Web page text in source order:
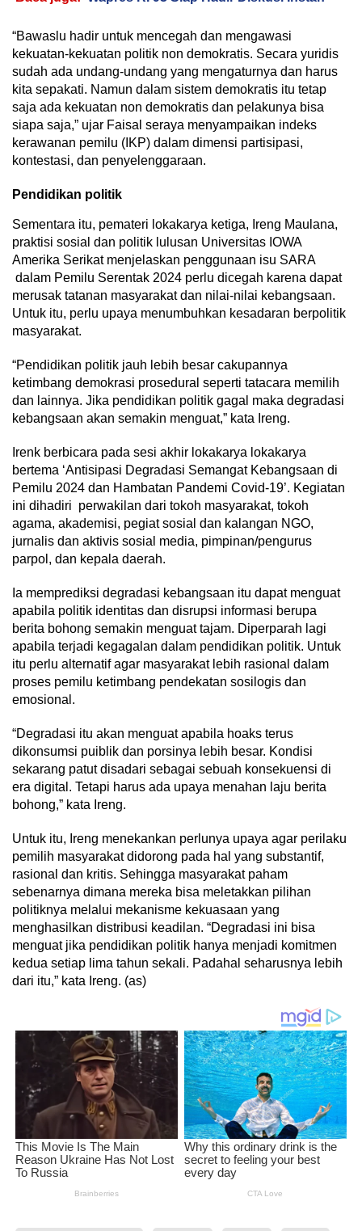
“Bawaslu hadir untuk mencegah dan mengawasi
kekuatan-kekuatan politik non demokratis. Secara yuridis
sudah ada undang-undang yang mengaturnya dan harus
kita sepakati. Namun dalam sistem demokratis itu tetap
saja ada kekuatan non demokratis dan pelakunya bisa
siapa saja,” ujar Faisal seraya menyampaikan indeks
kerawanan pemilu (IKP) dalam dimensi partisipasi,
kontestasi, dan penyelenggaraan.
Pendidikan politik
Sementara itu, pemateri lokakarya ketiga, Ireng Maulana,
praktisi sosial dan politik lulusan Universitas IOWA
Amerika Serikat menjelaskan penggunaan isu SARA
dalam Pemilu Serentak 2024 perlu dicegah karena dapat
merusak tatanan masyarakat dan nilai-nilai kebangsaan.
Untuk itu, perlu upaya menumbuhkan kesadaran berpolitik
masyarakat.
“Pendidikan politik jauh lebih besar cakupannya
ketimbang demokrasi prosedural seperti tatacara memilih
dan lainnya. Jika pendidikan politik gagal maka degradasi
kebangsaan akan semakin menguat,” kata Ireng.
Irenk berbicara pada sesi akhir lokakarya lokakarya
bertema ‘Antisipasi Degradasi Semangat Kebangsaan di
Pemilu 2024 dan Hambatan Pandemi Covid-19’. Kegiatan
ini dihadiri perwakilan dari tokoh masyarakat, tokoh
agama, akademisi, pegiat sosial dan kalangan NGO,
jurnalis dan aktivis sosial media, pimpinan/pengurus
parpol, dan kepala daerah.
Ia memprediksi degradasi kebangsaan itu dapat menguat
apabila politik identitas dan disrupsi informasi berupa
berita bohong semakin menguat tajam. Diperparah lagi
apabila terjadi kegagalan dalam pendidikan politik. Untuk
itu perlu alternatif agar masyarakat lebih rasional dalam
proses pemilu ketimbang pendekatan sosilogis dan
emosional.
“Degradasi itu akan menguat apabila hoaks terus
dikonsumsi puiblik dan porsinya lebih besar. Kondisi
sekarang patut disadari sebagai sebuah konsekuensi di
era digital. Tetapi harus ada upaya menahan laju berita
bohong,” kata Ireng.
Untuk itu, Ireng menekankan perlunya upaya agar perilaku
pemilih masyarakat didorong pada hal yang substantif,
rasional dan kritis. Sehingga masyarakat paham
sebenarnya dimana mereka bisa meletakkan pilihan
politiknya melalui mekanisme kekuasaan yang
menghasilkan distribusi keadilan. “Degradasi ini bisa
menguat jika pendidikan politik hanya menjadi komitmen
kedua setiap lima tahun sekali. Padahal seharusnya lebih
dari itu,” kata Ireng. (as)